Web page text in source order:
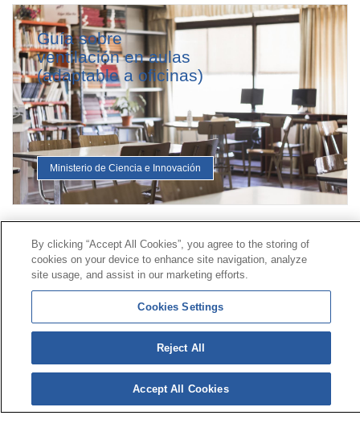
Guía sobre
ventilación en aulas
(adaptable a oficinas)
Ministerio de Ciencia e Innovación
Contacto|Perfil do contratante|Reclamacións
Liña Universal 900 203 203|Zona Privada Comisión de
Prestacións Especiais|Zona Privada Provedor Sanitario
© Mutua Universal 2026| Mapa do sitio | Aviso legal |
Política de Protección de Datos
cookies
Síguenos en:
By clicking “Accept All Cookies”, you agree to the storing of
cookies on your device to enhance site navigation, analyze
site usage, and assist in our marketing efforts.
Cookies Settings
Reject All
Accept All Cookies